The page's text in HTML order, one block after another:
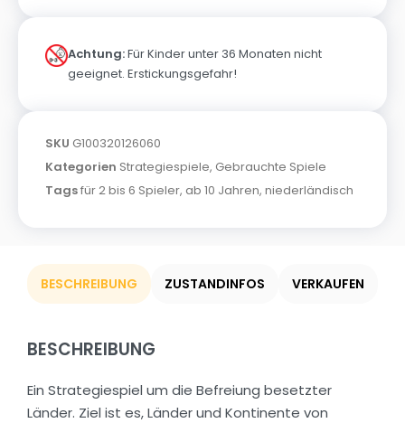
Achtung:Für Kinder unter 36 Monaten nicht
geeignet. Erstickungsgefahr!
SKU G100320126060
Kategorien Strategiespiele, Gebrauchte Spiele
Tagsfür 2 bis 6 Spieler, ab 10 Jahren, niederländisch
BESCHREIBUNG ZUSTANDINFOS VERKAUFEN
BESCHREIBUNG
Ein Strategiespiel um die Befreiung besetzter
Länder. Ziel ist es, Länder und Kontinente von